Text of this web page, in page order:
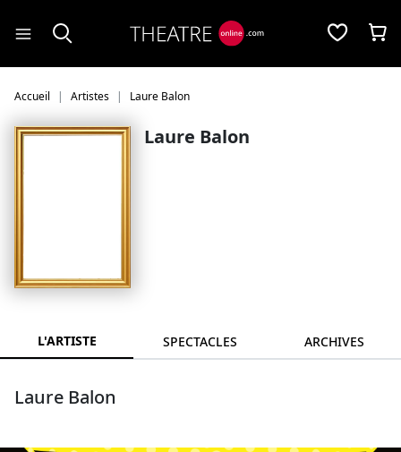
Accueil Artistes Laure Balon
Laure Balon
L'ARTISTE SPECTACLES ARCHIVES
Laure Balon